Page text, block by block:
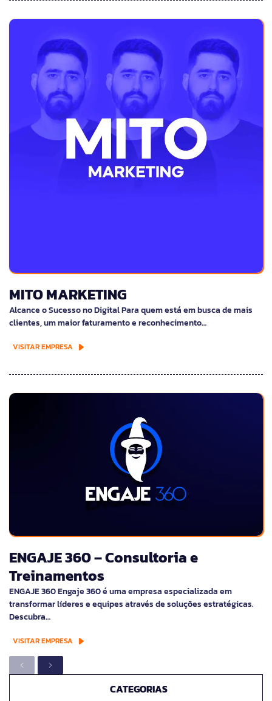
MITO MARKETING
Alcance o Sucesso no Digital Para quem está em busca de mais
clientes, um maior faturamento e reconhecimento…
VISITAR EMPRESA
ENGAJE 360 – Consultoria e
Treinamentos
ENGAJE 360 Engaje 360 é uma empresa especializada em
transformar líderes e equipes através de soluções estratégicas.
Descubra…
VISITAR EMPRESA
CATEGORIAS